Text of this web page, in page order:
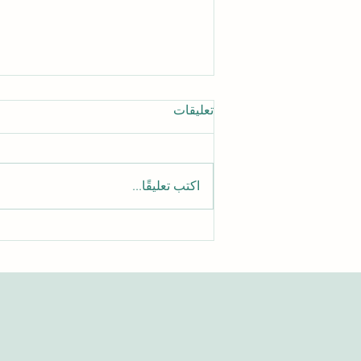
الدليل الشامل للوصول إلى
الدولية الأكاديمية
تعليقات
اكتب تعليقًا...